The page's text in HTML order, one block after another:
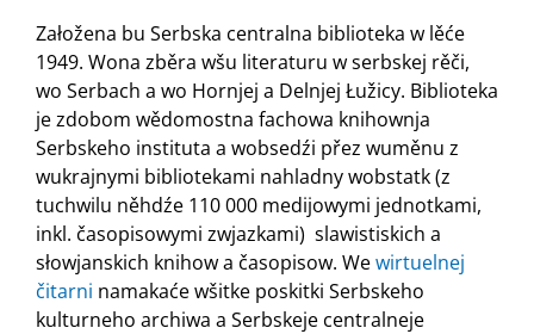
Załožena bu Serbska centralna biblioteka w lěće
1949. Wona zběra wšu literaturu w serbskej rěči,
wo Serbach a wo Hornjej a Delnjej Łužicy. Biblioteka
je zdobom wědomostna fachowa knihownja
Serbskeho instituta a wobsedźi přez wuměnu z
wukrajnymi bibliotekami nahladny wobstatk (z
tuchwilu něhdźe 110 000 medijowymi jednotkami,
inkl. časopisowymi zwjazkami) slawistiskich a
słowjanskich knihow a časopisow. Wewirtuelnej
čitarni namakaće wšitke poskitki Serbskeho
kulturneho archiwa a Serbskeje centralneje